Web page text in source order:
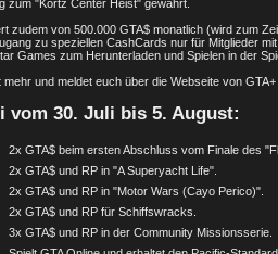
zum "Kortz Center Heist" gewährt.
zudem von 500.000 GTA$ monatlich (wird zum
zu speziellen CashCards nur für Mitglieder
Games zum Herunterladen und Spielen in der
mehr und meldet euch über die Webseite von GTA+
vom 30. Juli bis 5. August:
2x GTA$ beim ersten Abschluss vom Finale des
2x GTA$ und RP in "A Superyacht Life".
2x GTA$ und RP in "Motor Wars (Cayo Perico)".
2x GTA$ und RP für Schiffswracks.
3x GTA$ und RP in der Community Missionsserie.